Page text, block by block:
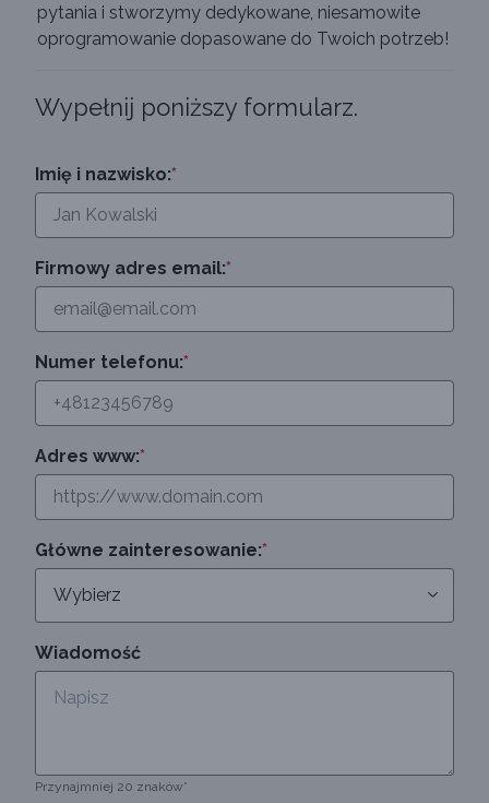
pytania i stworzymy dedykowane, niesamowite
oprogramowanie dopasowane do Twoich potrzeb!
Wypełnij poniższy formularz.
Imię i nazwisko:*
Firmowy adres email:*
Numer telefonu:*
Adres www:*
Główne zainteresowanie:*
Wiadomość
Przynajmniej 20 znaków*